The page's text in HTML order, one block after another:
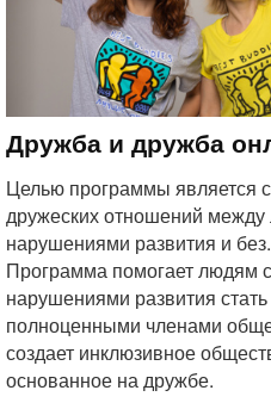
Дружба и дружба
Целью программы является
дружеских отношений
нарушениями развития и без.
Программа помогает людям с
нарушениями развития стать
полноценными членами
создает инклюзивное
основанное на дружбе.